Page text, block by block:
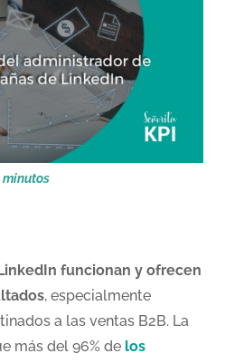
minutos
funcionan y ofrecen
, especialmente
a las ventas B2B. La
más del 96% de los